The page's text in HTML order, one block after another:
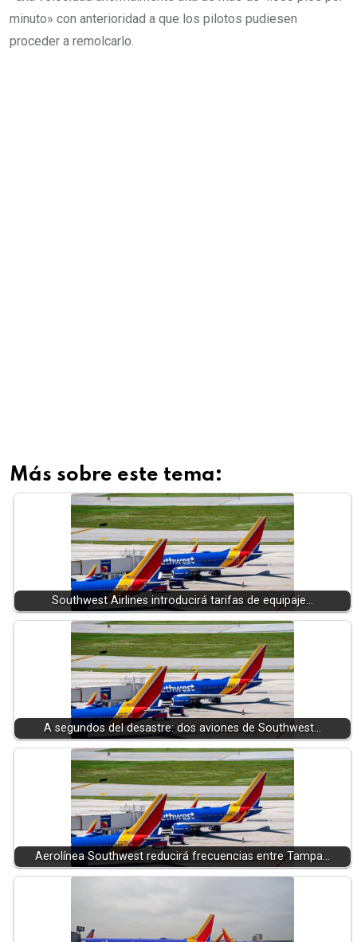
minuto» con anterioridad a que los pilotos pudiesen
proceder a remolcarlo.
Más sobre este tema:
Southwest Airlines introducirá tarifas de equipaje…
A segundos del desastre: dos aviones de Southwest…
Aerolínea Southwest reducirá frecuencias entre Tampa…